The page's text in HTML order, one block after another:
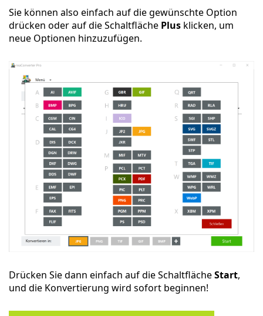
Sie können also einfach auf die gewünschte Option
drücken oder auf die Schaltfläche Plus klicken, um
neue Optionen hinzuzufügen.
Drücken Sie dann einfach auf die SchaltflächeStart,
und die Konvertierung wird sofort beginnen!